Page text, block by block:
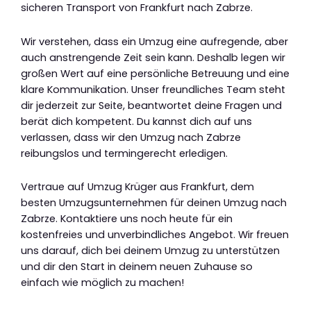
sicheren Transport von Frankfurt nach Zabrze.
Wir verstehen, dass ein Umzug eine aufregende, aber
auch anstrengende Zeit sein kann. Deshalb legen wir
großen Wert auf eine persönliche Betreuung und eine
klare Kommunikation. Unser freundliches Team steht
dir jederzeit zur Seite, beantwortet deine Fragen und
berät dich kompetent. Du kannst dich auf uns
verlassen, dass wir den Umzug nach Zabrze
reibungslos und termingerecht erledigen.
Vertraue auf Umzug Krüger aus Frankfurt, dem
besten Umzugsunternehmen für deinen Umzug nach
Zabrze. Kontaktiere uns noch heute für ein
kostenfreies und unverbindliches Angebot. Wir freuen
uns darauf, dich bei deinem Umzug zu unterstützen
und dir den Start in deinem neuen Zuhause so
einfach wie möglich zu machen!